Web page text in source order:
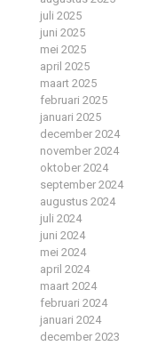
juli 2025
juni 2025
mei 2025
april 2025
maart 2025
februari 2025
januari 2025
december 2024
november 2024
oktober 2024
september 2024
augustus 2024
juli 2024
juni 2024
mei 2024
april 2024
maart 2024
februari 2024
januari 2024
december 2023